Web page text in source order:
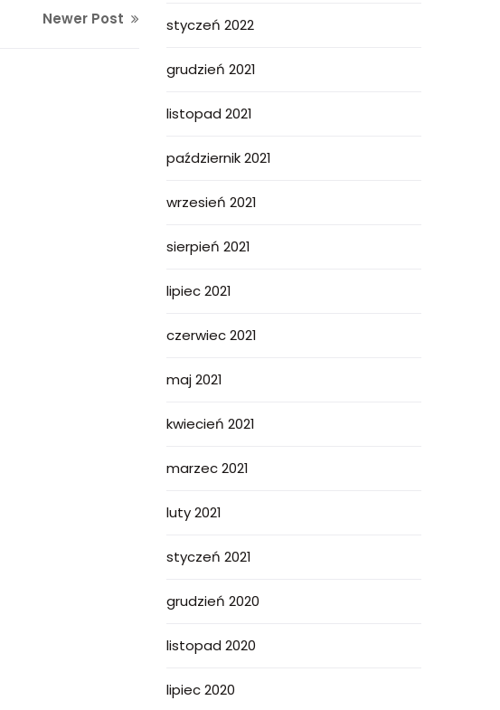
Newer Post styczeń 2022
grudzień 2021
listopad 2021
październik 2021
wrzesień 2021
sierpień 2021
lipiec 2021
czerwiec 2021
maj 2021
kwiecień 2021
marzec 2021
luty 2021
styczeń 2021
grudzień 2020
listopad 2020
lipiec 2020